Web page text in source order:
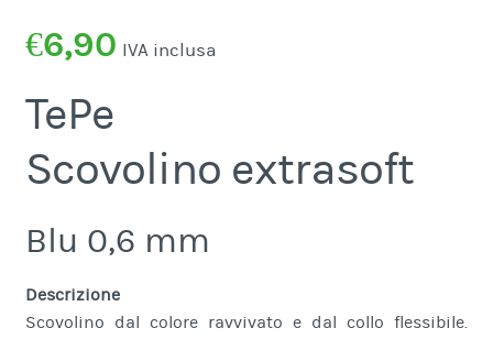
€6,90 IVA inclusa
TePe
Scovolino extrasoft
Blu 0,6 mm
Descrizione
Scovolino dal colore ravvivato e dal collo flessibile.